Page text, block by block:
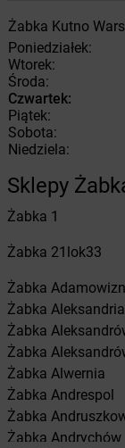
Żabka Kutno
Poniedziałek:
Wtorek:
Środa:
Czwartek:
Piątek:
Sobota:
Niedziela:
Sklepy
Żabka 1
Żabka 21lok33
Żabka
Żabka
Żabka
Żabka
Żabka Alwernia
Żabka Andrespol
Żabka
Żabka Andrychów